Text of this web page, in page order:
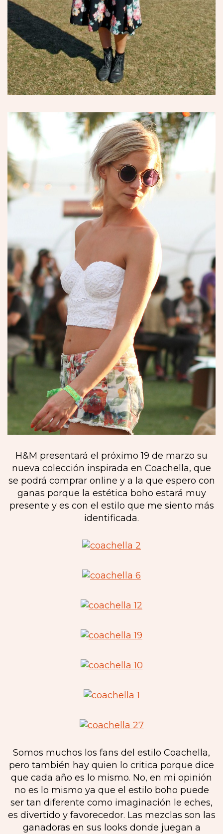
H&M presentará el próximo 19 de marzo su
nueva colección inspirada en Coachella, que
se podrá comprar online y a la que espero con
ganas porque la estética boho estará muy
presente y es con el estilo que me siento más
identificada.
Somos muchos los fans del estilo Coachella,
pero también hay quien lo critica porque dice
que cada año es lo mismo. No, en mi opinión
no es lo mismo ya que el estilo boho puede
ser tan diferente como imaginación le eches,
es divertido y favorecedor. Las mezclas son las
ganadoras en sus looks donde juegan a